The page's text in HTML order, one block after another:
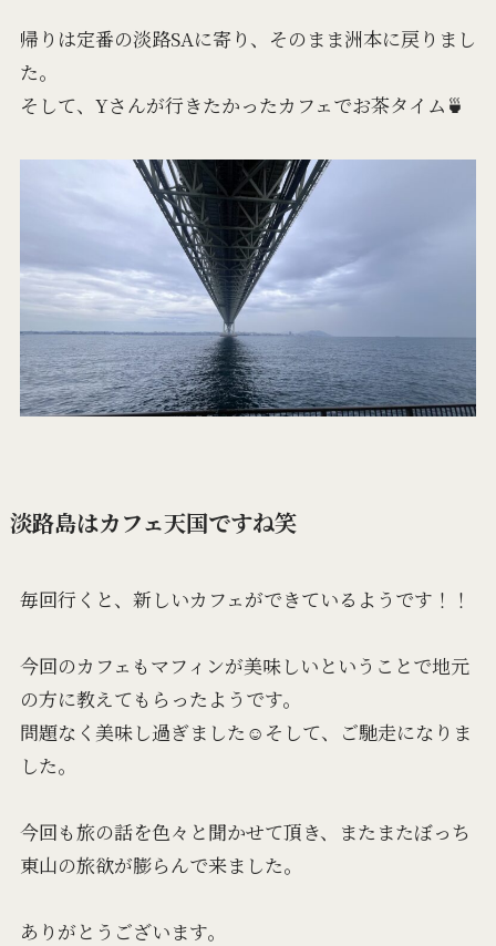
帰りは定番の淡路SAに寄り、そのまま洲本に戻りまし
た。
そして、Yさんが行きたかったカフェでお茶タイム🍵
淡路島はカフェ天国ですね笑
毎回行くと、新しいカフェができているようです！！
今回のカフェもマフィンが美味しいということで地元
の方に教えてもらったようです。
問題なく美味し過ぎました☺️そして、ご馳走になりま
した。
今回も旅の話を色々と聞かせて頂き、またまたぼっち
東山の旅欲が膨らんで来ました。
ありがとうございます。